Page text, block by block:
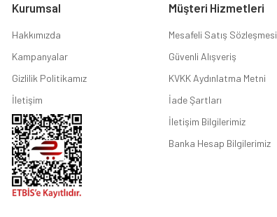
Kurumsal
Hakkımızda
Kampanyalar
Gizlilik Politikamız
İletişim
Müşteri Hizmetleri
Mesafeli Satış Sözleşmesi
Güvenli Alışveriş
KVKK Aydınlatma Metni
İade Şartları
İletişim Bilgilerimiz
Banka Hesap Bilgilerimiz